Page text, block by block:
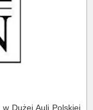
w Dużej Auli Polskiej